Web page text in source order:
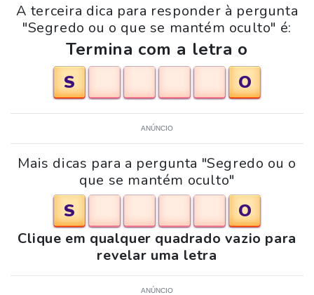
A terceira dica para responder à pergunta
"Segredo ou o que se mantém oculto" é:
Termina com a letra o
S
O
ANÚNCIO
Mais dicas para a pergunta "Segredo ou o
que se mantém oculto"
S O
Clique em qualquer quadrado vazio para
revelar uma letra
ANÚNCIO